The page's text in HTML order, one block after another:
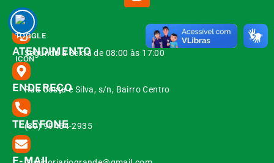
ATENDIMENTO
Segunda à Sexta de 08:00 às 17:00
ENDEREÇO
Rua Costa e Silva, s/n, Bairro Centro
TELEFONE
(89) 99454-2935